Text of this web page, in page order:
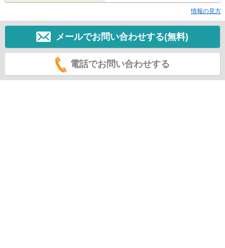
情報の見方
メールでお問い合わせする(無料)
電話でお問い合わせする